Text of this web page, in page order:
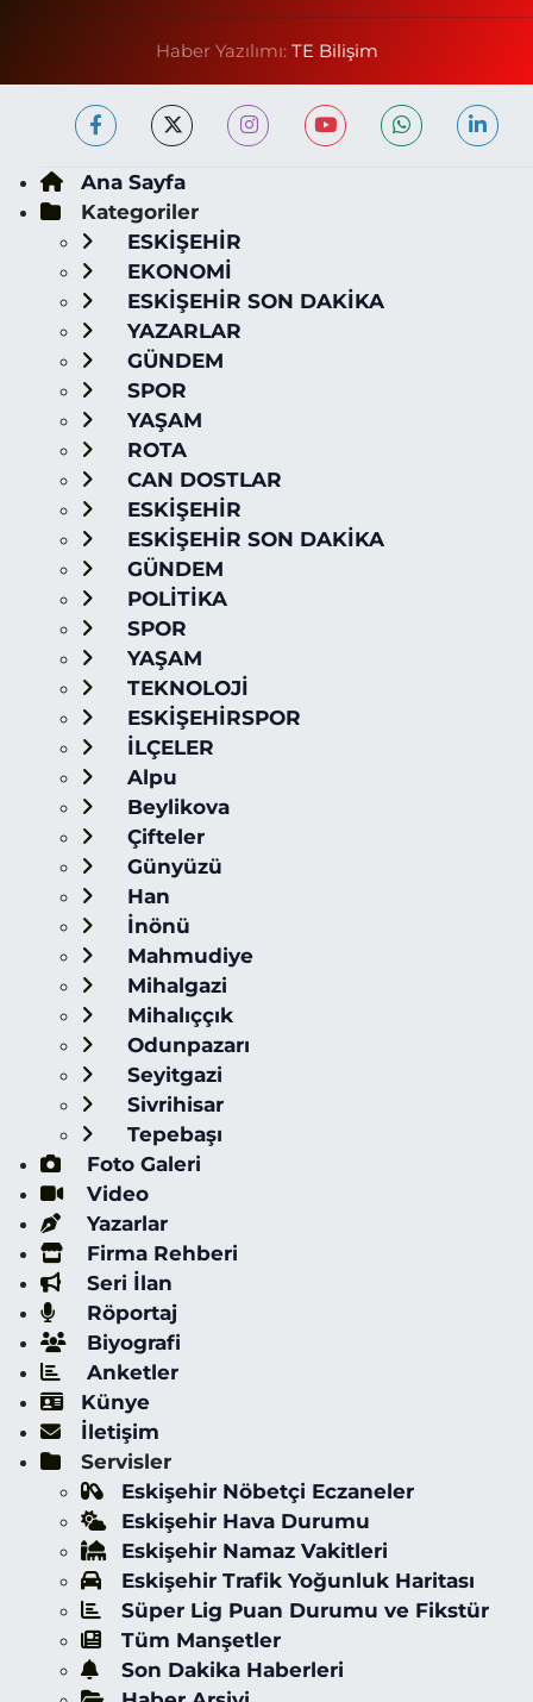
Haber Yazılımı: TE Bilişim
Ana Sayfa
Kategoriler
ESKİŞEHİR
EKONOMİ
ESKİŞEHİR SON DAKİKA
YAZARLAR
GÜNDEM
SPOR
YAŞAM
ROTA
CAN DOSTLAR
ESKİŞEHİR
ESKİŞEHİR SON DAKİKA
GÜNDEM
POLİTİKA
SPOR
YAŞAM
TEKNOLOJİ
ESKİŞEHİRSPOR
İLÇELER
Alpu
Beylikova
Çifteler
Günyüzü
Han
İnönü
Mahmudiye
Mihalgazi
Mihalıççık
Odunpazarı
Seyitgazi
Sivrihisar
Tepebaşı
Foto Galeri
Video
Yazarlar
Firma Rehberi
Seri İlan
Röportaj
Biyografi
Anketler
Künye
İletişim
Servisler
Eskişehir Nöbetçi Eczaneler
Eskişehir Hava Durumu
Eskişehir Namaz Vakitleri
Eskişehir Trafik Yoğunluk Haritası
Süper Lig Puan Durumu ve Fikstür
Tüm Manşetler
Son Dakika Haberleri